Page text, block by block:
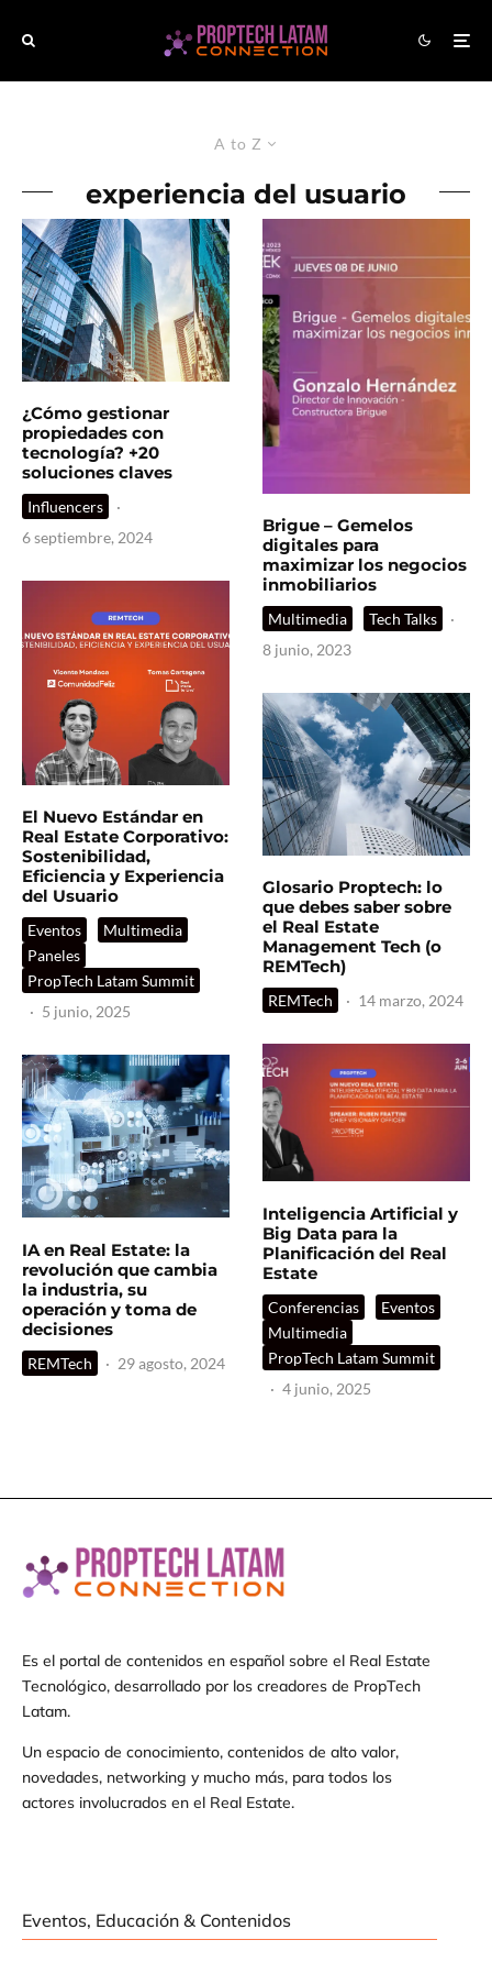
A to Z
experiencia del usuario
¿Cómo gestionar
propiedades con
tecnología? +20
soluciones claves
Influencers
·
6 septiembre, 2024
El Nuevo Estándar en
Real Estate Corporativo:
Sostenibilidad,
Eficiencia y Experiencia
del Usuario
Eventos
Multimedia
Paneles
PropTech Latam Summit
· 5 junio, 2025
IA en Real Estate: la
revolución que cambia
la industria, su
operación y toma de
decisiones
REMTech · 29 agosto, 2024
Brigue – Gemelos
digitales para
maximizar los negocios
inmobiliarios
Multimedia Tech Talks
·
8 junio, 2023
Glosario Proptech: lo
que debes saber sobre
el Real Estate
Management Tech (o
REMTech)
REMTech · 14 marzo, 2024
Inteligencia Artificial y
Big Data para la
Planificación del Real
Estate
Conferencias
Eventos
Multimedia
PropTech Latam Summit
· 4 junio, 2025
Es el portal de contenidos en español sobre el Real Estate
Tecnológico, desarrollado por los creadores de PropTech
Latam.
Un espacio de conocimiento, contenidos de alto valor,
novedades, networking y mucho más, para todos los
actores involucrados en el Real Estate.
Eventos, Educación & Contenidos